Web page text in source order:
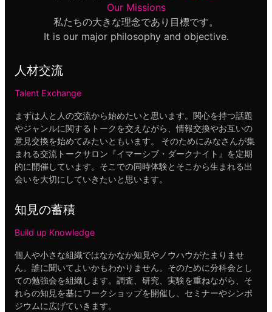
Our Missions
私たちの大きな理念であり目標です。
It is our major philosophy and objective.
人材交流
Talent Exchange
まずは人と人の交流から始めたいと思います。関心を持つ話題
やジャンルに関するトークを交えながら、情報交換やお互いの
意見交換を始めてみたいともいます。 そのためにみなさんが集
まれる交流トークサロン『イマーシブ・ダークナイト』を定期
的に開催しています。そこでの同時体験とそこから生まれる出
会いを大切にしていきたいと思います。
知見の蓄積
Build up Knowledge
個人や小さな組織ではなかなか知見やノウハウがたまりませ
ん。誰に聞いてよいかもわかりません。そのために分科会とし
ての勉強会を組織します。調査、研究、実験を重ねながら、そ
れらの知見を基にワークショップを開催し、セミナーやシンポ
ジウムに広げていきます。